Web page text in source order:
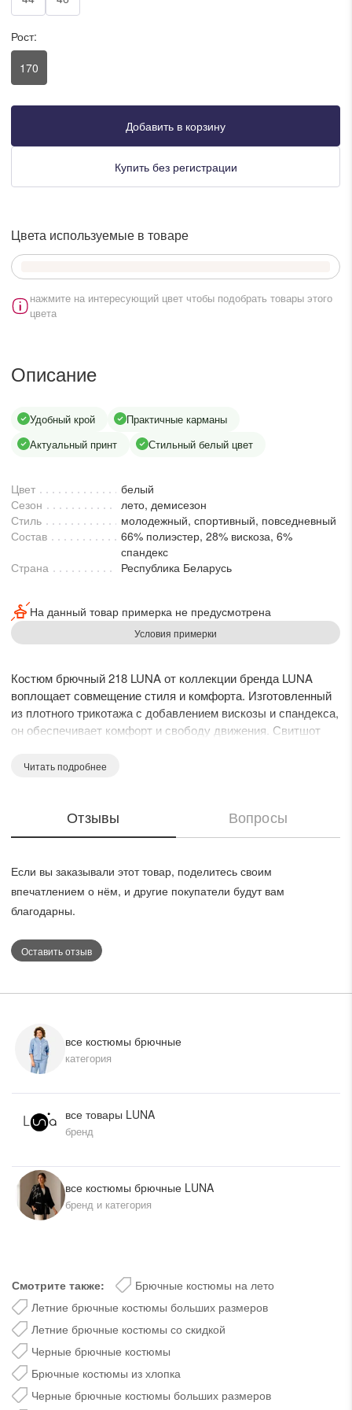
в WhatsApp
в Viber
колл-центра:
- 19:00
- 15:00
KZT
Рост:
170
Добавить в корзину
Купить без регистрации
Цвета используемые в товаре
нажмите на интересующий цвет чтобы подобрать товары этого
цвета
Описание
Удобный крой
Практичные карманы
Актуальный принт
Стильный белый цвет
Цвет
белый
Сезон
лето, демисезон
Стиль
молодежный, спортивный, повседневный
Состав
66% полиэстер, 28% вискоза, 6%
спандекс
Страна
Республика Беларусь
На данный товар примерка не предусмотрена
Условия примерки
Костюм брючный 218 LUNA от коллекции бренда LUNA
воплощает совмещение стиля и комфорта. Изготовленный
из плотного трикотажа с добавлением вискозы и спандекса,
он обеспечивает комфорт и свободу движения. Свитшот
и спущенной линией плеча, подчеркнутый актуальным
Комплект выполнен в элегантном белом цвете, что делает
его идеальным выбором для повседневного и офисного
Читать подробнее
Отзывы Вопросы
Если вы заказывали этот товар, поделитесь своим
впечатлением о нём, и другие покупатели будут вам
благодарны.
Оставить отзыв
все костюмы брючные
категория
все товары LUNA
бренд
все костюмы брючные LUNA
бренд и категория
Смотрите также:
Брючные костюмы на лето
Летние брючные костюмы больших размеров
Летние брючные костюмы со скидкой
Черные брючные костюмы
Брючные костюмы из хлопка
Черные брючные костюмы больших размеров